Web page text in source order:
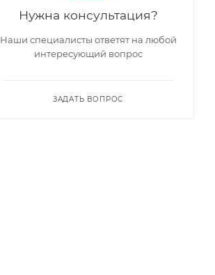
Нужна консультация?
Наши специалисты ответят на любой
интересующий вопрос
ЗАДАТЬ ВОПРОС